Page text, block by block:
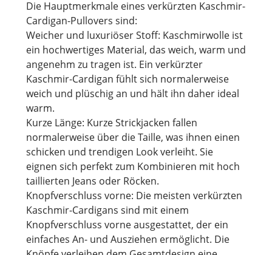
Die Hauptmerkmale eines verkürzten Kaschmir-
Cardigan-Pullovers sind:
Weicher und luxuriöser Stoff: Kaschmirwolle ist
ein hochwertiges Material, das weich, warm und
angenehm zu tragen ist. Ein verkürzter
Kaschmir-Cardigan fühlt sich normalerweise
weich und plüschig an und hält ihn daher ideal
warm.
Kurze Länge: Kurze Strickjacken fallen
normalerweise über die Taille, was ihnen einen
schicken und trendigen Look verleiht. Sie
eignen sich perfekt zum Kombinieren mit hoch
taillierten Jeans oder Röcken.
Knopfverschluss vorne: Die meisten verkürzten
Kaschmir-Cardigans sind mit einem
Knopfverschluss vorne ausgestattet, der ein
einfaches An- und Ausziehen ermöglicht. Die